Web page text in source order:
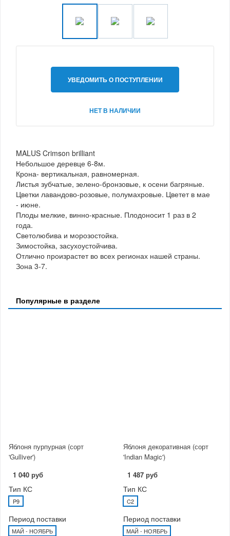
УВЕДОМИТЬ О ПОСТУПЛЕНИИ
НЕТ В НАЛИЧИИ
MALUS Crimson brilliant
Небольшое деревце 6-8м.
Крона- вертикальная, равномерная.
Листья зубчатые, зелено-бронзовые, к осени багряные.
Цветки лавандово-розовые, полумахровые. Цветет в мае
- июне.
Плоды мелкие, винно-красные. Плодоносит 1 раз в 2
года.
Светолюбива и морозостойка.
Зимостойка, засухоустойчива.
Отлично произрастет во всех регионах нашей страны.
Зона 3-7.
Популярные в разделе
Яблоня пурпурная (сорт
'Gulliver')
1 040 руб
Тип КС
P9
Период поставки
МАЙ - НОЯБРЬ
Яблоня декоративная (сорт
'Indian Magic')
1 487 руб
Тип КС
C2
Период поставки
МАЙ - НОЯБРЬ